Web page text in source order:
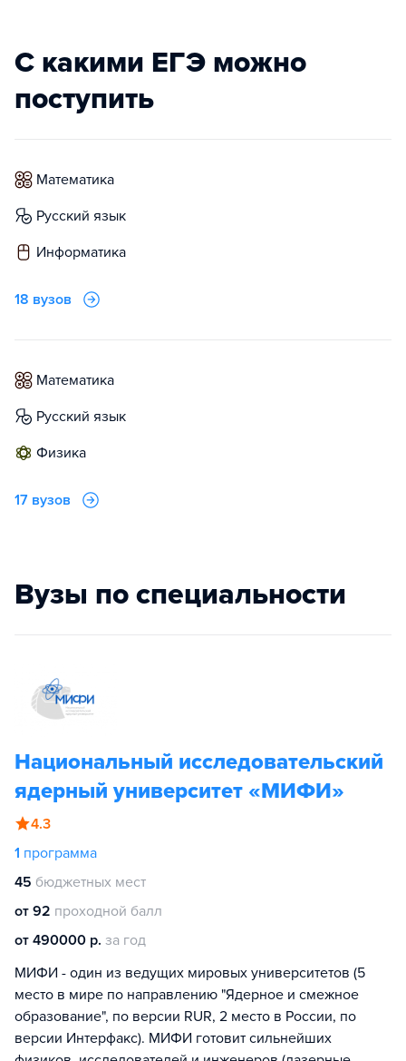
С какими ЕГЭ можно
поступить
математика
русский язык
информатика
18 вузов
математика
русский язык
физика
17 вузов
Вузы по специальности
Национальный исследовательский
ядерный университет «МИФИ»
4.3
1 программа
45 бюджетных мест
от 92 проходной балл
от 490000 р. за год
МИФИ - один из ведущих мировых университетов (5
место в мире по направлению "Ядерное и смежное
образование", по версии RUR, 2 место в России, по
версии Интерфакс). МИФИ готовит сильнейших